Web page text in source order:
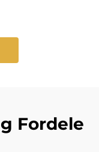
Fordele